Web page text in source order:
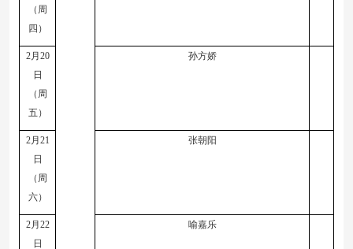
（周
四）
2月 20
日
（周
五）
孙方娇
2月 21
日
（周
六）
张朝阳
2月 22
日
喻嘉乐